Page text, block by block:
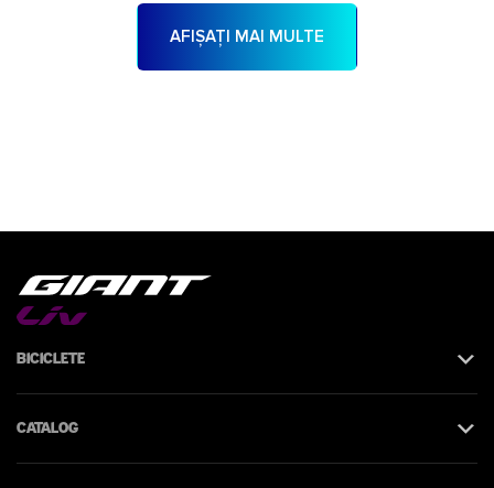
AFIȘAȚI MAI MULTE
Biciclete
Catalog